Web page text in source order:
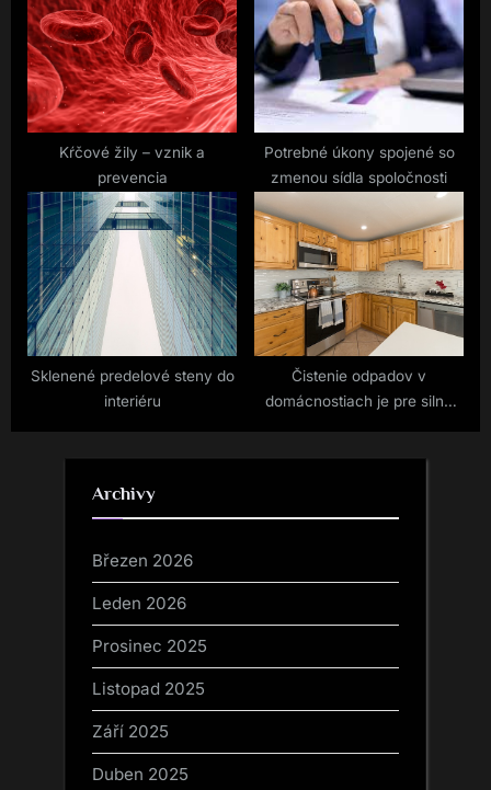
Kŕčové žily – vznik a
prevencia
Potrebné úkony spojené so
zmenou sídla spoločnosti
Sklenené predelové steny do
interiéru
Čistenie odpadov v
domácnostiach je pre silné
Archivy
Březen 2026
Leden 2026
Prosinec 2025
Listopad 2025
Září 2025
Duben 2025